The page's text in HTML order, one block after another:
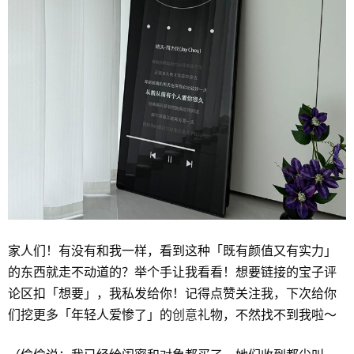
家人们！有没有和我一样，看到这种「既有颜值又有实力」
的东西就走不动道的？举个手让我看看！想要链接的宝子评
论区扣「想要」，我私发给你！记得点赞关注我，下次给你
们挖更多「年轻人爱惨了」的创意礼物，不然找不到我啦～